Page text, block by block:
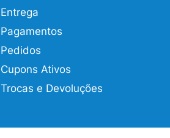
Entrega
Pagamentos
Pedidos
Cupons Ativos
Trocas e Devoluções